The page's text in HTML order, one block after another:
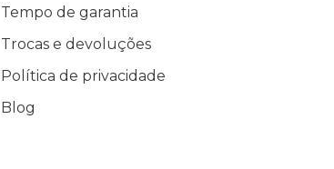
Tempo de garantia
Trocas e devoluções
Política de privacidade
Blog